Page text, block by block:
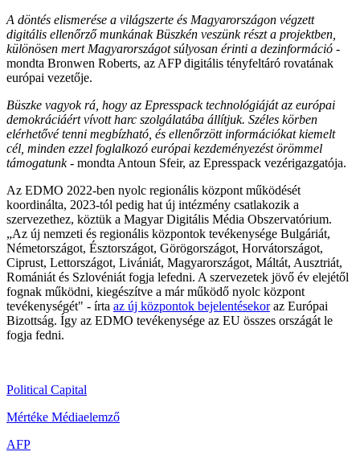
A döntés elismerése a világszerte és Magyarországon végzett
digitális ellenőrző munkának Büszkén veszünk részt a projektben,
különösen mert Magyarországot súlyosan érinti a dezinformáció -
mondta Bronwen Roberts, az AFP digitális tényfeltáró rovatának
európai vezetője.
Büszke vagyok rá, hogy az Epresspack technológiáját az európai
demokráciáért vívott harc szolgálatába állítjuk. Széles körben
elérhetővé tenni megbízható, és ellenőrzött információkat kiemelt
cél, minden ezzel foglalkozó európai kezdeményezést örömmel
támogatunk- mondta Antoun Sfeir, az Epresspack vezérigazgatója.
Az EDMO 2022-ben nyolc regionális központ működését
koordinálta, 2023-tól pedig hat új intézmény csatlakozik a
szervezethez, köztük a Magyar Digitális Média Obszervatórium.
„Az új nemzeti és regionális központok tevékenysége Bulgáriát,
Németországot, Észtországot, Görögországot, Horvátországot,
Ciprust, Lettországot, Livániát, Magyarországot, Máltát, Ausztriát,
Romániát és Szlovéniát fogja lefedni. A szervezetek jövő év elejétől
fognak működni, kiegészítve a már működő nyolc központ
tevékenységét" - írta az új központok bejelentésekoraz Európai
Bizottság. Így az EDMO tevékenysége az EU összes országát le
fogja fedni.
Political Capital
Mértéke Médiaelemző
AFP